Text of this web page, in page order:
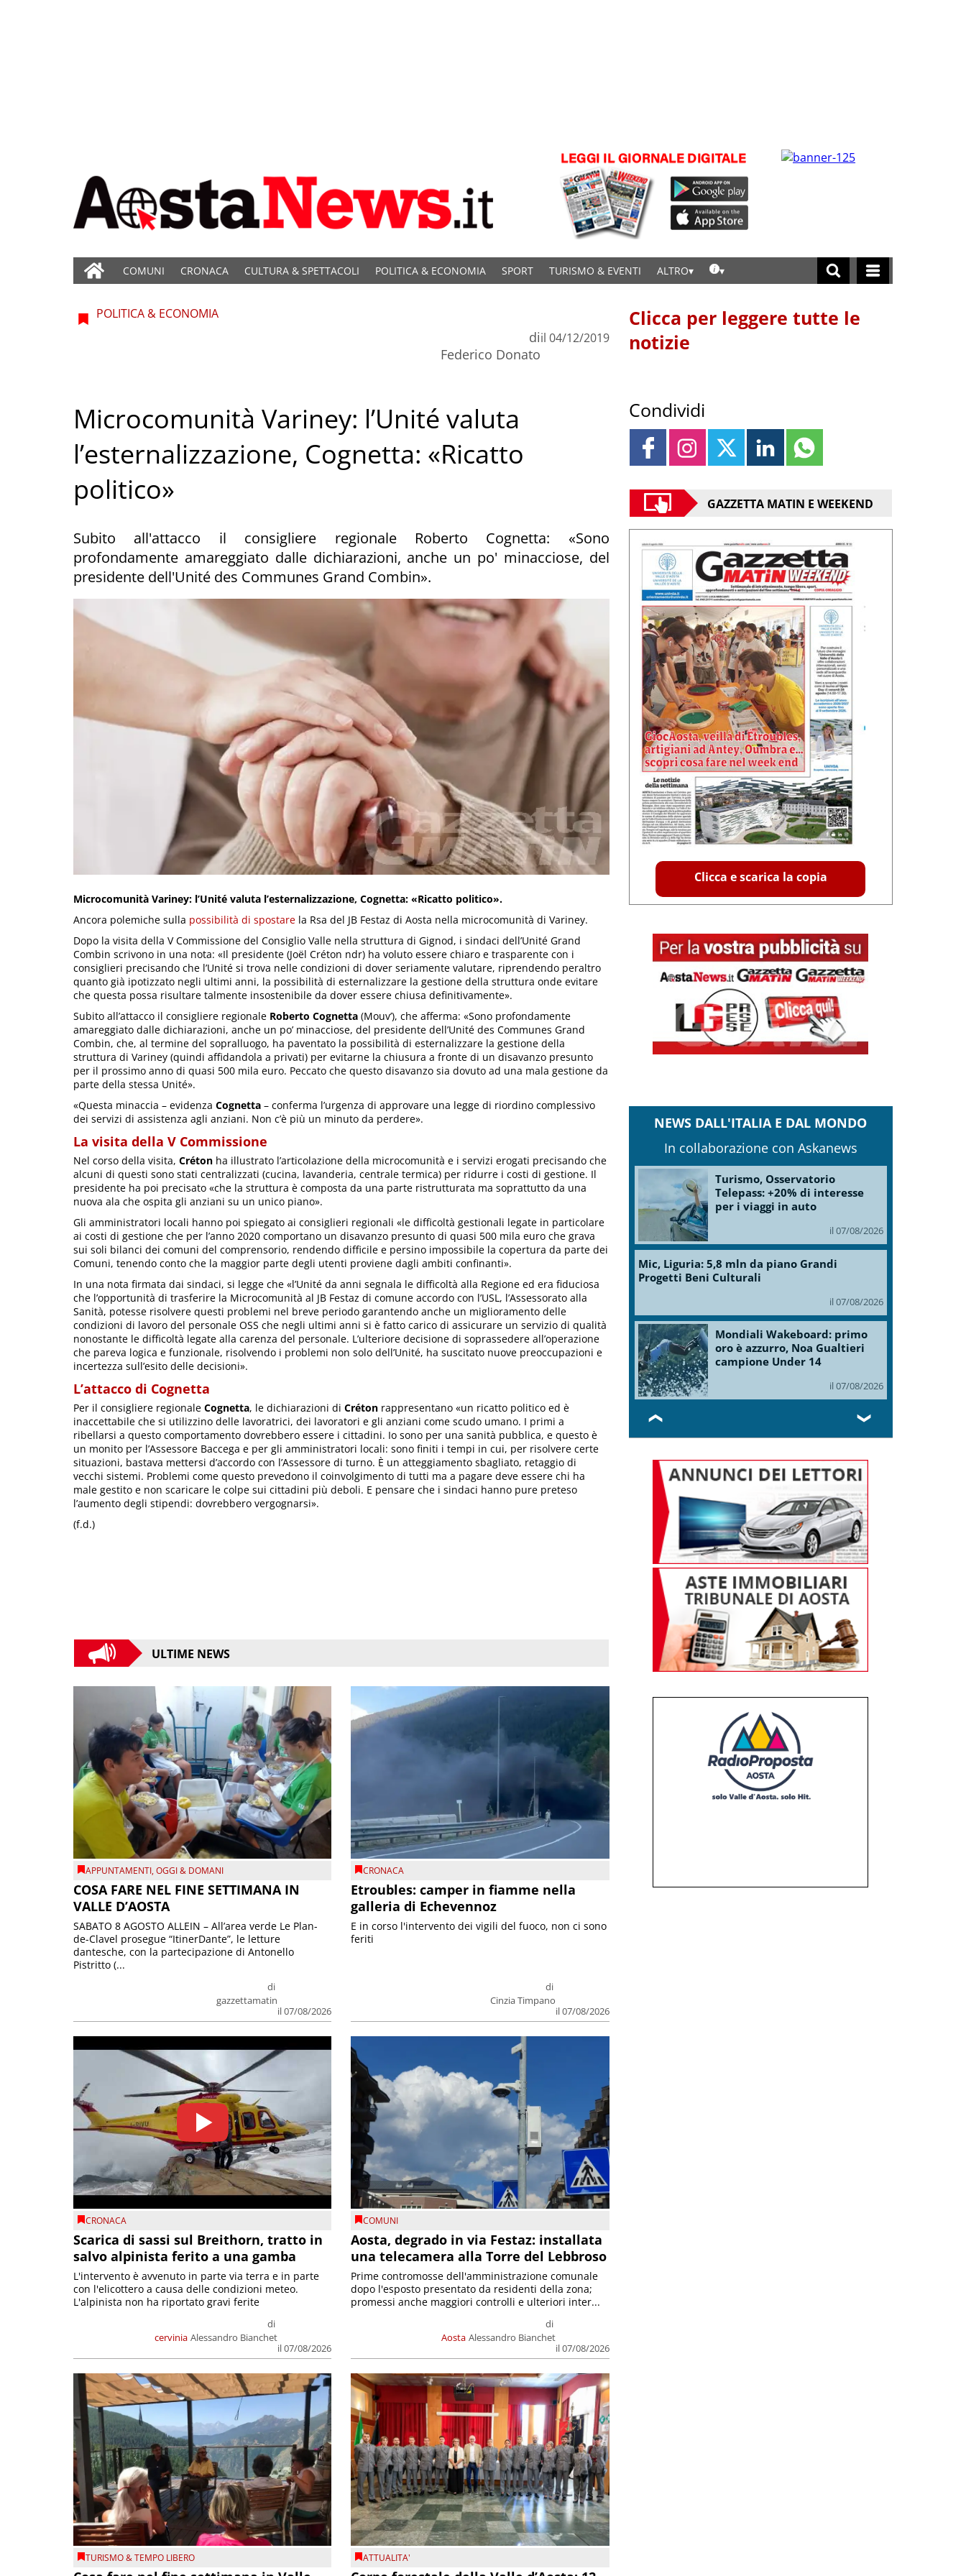
COMUNI CRONACA CULTURA & SPETTACOLI POLITICA & ECONOMIA SPORT TURISMO & EVENTI ALTRO
POLITICA & ECONOMIA
di
Federico Donato
il 04/12/2019
Microcomunità Variney: l’Unité valuta
l’esternalizzazione, Cognetta: «Ricatto
politico»
Subito all'attacco il consigliere regionale Roberto Cognetta: «Sono
profondamente amareggiato dalle dichiarazioni, anche un po' minacciose, del
presidente dell'Unité des Communes Grand Combin».
Microcomunità Variney: l’Unité valuta l’esternalizzazione, Cognetta: «Ricatto politico».
Ancora polemiche sulla possibilità di spostare la Rsa del JB Festaz di Aosta nella microcomunità di Variney.
Dopo la visita della V Commissione del Consiglio Valle nella struttura di Gignod, i sindaci dell’Unité Grand
Combin scrivono in una nota: «Il presidente (Joël Créton ndr) ha voluto essere chiaro e trasparente con i
consiglieri precisando che l’Unité si trova nelle condizioni di dover seriamente valutare, riprendendo peraltro
quanto già ipotizzato negli ultimi anni, la possibilità di esternalizzare la gestione della struttura onde evitare
che questa possa risultare talmente insostenibile da dover essere chiusa definitivamente».
Subito all’attacco il consigliere regionale Roberto Cognetta (Mouv’), che afferma: «Sono profondamente
amareggiato dalle dichiarazioni, anche un po’ minacciose, del presidente dell’Unité des Communes Grand
Combin, che, al termine del sopralluogo, ha paventato la possibilità di esternalizzare la gestione della
struttura di Variney (quindi affidandola a privati) per evitarne la chiusura a fronte di un disavanzo presunto
per il prossimo anno di quasi 500 mila euro. Peccato che questo disavanzo sia dovuto ad una mala gestione da
parte della stessa Unité».
«Questa minaccia – evidenza Cognetta – conferma l’urgenza di approvare una legge di riordino complessivo
dei servizi di assistenza agli anziani. Non c’è più un minuto da perdere».
La visita della V Commissione
Nel corso della visita, Créton ha illustrato l’articolazione della microcomunità e i servizi erogati precisando che
alcuni di questi sono stati centralizzati (cucina, lavanderia, centrale termica) per ridurre i costi di gestione. Il
presidente ha poi precisato «che la struttura è composta da una parte ristrutturata ma soprattutto da una
nuova ala che ospita gli anziani su un unico piano».
Gli amministratori locali hanno poi spiegato ai consiglieri regionali «le difficoltà gestionali legate in particolare
ai costi di gestione che per l’anno 2020 comportano un disavanzo presunto di quasi 500 mila euro che grava
sui soli bilanci dei comuni del comprensorio, rendendo difficile e persino impossibile la copertura da parte dei
Comuni, tenendo conto che la maggior parte degli utenti proviene dagli ambiti confinanti».
In una nota firmata dai sindaci, si legge che «l’Unité da anni segnala le difficoltà alla Regione ed era fiduciosa
che l’opportunità di trasferire la Microcomunità al JB Festaz di comune accordo con l’USL, l’Assessorato alla
Sanità, potesse risolvere questi problemi nel breve periodo garantendo anche un miglioramento delle
condizioni di lavoro del personale OSS che negli ultimi anni si è fatto carico di assicurare un servizio di qualità
nonostante le difficoltà legate alla carenza del personale. L’ulteriore decisione di soprassedere all’operazione
che pareva logica e funzionale, risolvendo i problemi non solo dell’Unité, ha suscitato nuove preoccupazioni e
incertezza sull’esito delle decisioni».
L’attacco di Cognetta
Per il consigliere regionale Cognetta, le dichiarazioni di Créton rappresentano «un ricatto politico ed è
inaccettabile che si utilizzino delle lavoratrici, dei lavoratori e gli anziani come scudo umano. I primi a
ribellarsi a questo comportamento dovrebbero essere i cittadini. Io sono per una sanità pubblica, e questo è
un monito per l’Assessore Baccega e per gli amministratori locali: sono finiti i tempi in cui, per risolvere certe
situazioni, bastava mettersi d’accordo con l’Assessore di turno. È un atteggiamento sbagliato, retaggio di
vecchi sistemi. Problemi come questo prevedono il coinvolgimento di tutti ma a pagare deve essere chi ha
male gestito e non scaricare le colpe sui cittadini più deboli. E pensare che i sindaci hanno pure preteso
l’aumento degli stipendi: dovrebbero vergognarsi».
(f.d.)
ULTIME NEWS
APPUNTAMENTI,OGGI & DOMANI
COSA FARE NEL FINE SETTIMANA IN
VALLE D’AOSTA
di
gazzettamatin
il 07/08/2026
SABATO 8 AGOSTO ALLEIN – All’area verde Le Plan-
de-Clavel prosegue “ItinerDante”, le letture
dantesche, con la partecipazione di Antonello
Pistritto (...
CRONACA
Etroubles: camper in fiamme nella
galleria di Echevennoz
di
Cinzia Timpano
il 07/08/2026
E in corso l'intervento dei vigili del fuoco, non ci sono
feriti
CRONACA
Scarica di sassi sul Breithorn, tratto in
salvo alpinista ferito a una gamba
cervinia
di
Alessandro Bianchet
il 07/08/2026
L'intervento è avvenuto in parte via terra e in parte
con l'elicottero a causa delle condizioni meteo.
L'alpinista non ha riportato gravi ferite
COMUNI
Aosta, degrado in via Festaz: installata
una telecamera alla Torre del Lebbroso
Aosta
di
Alessandro Bianchet
il 07/08/2026
Prime contromosse dell'amministrazione comunale
dopo l'esposto presentato da residenti della zona;
promessi anche maggiori controlli e ulteriori inter...
TURISMO & TEMPO LIBERO ATTUALITA'
Clicca per leggere tutte le
notizie
Condividi
GAZZETTA MATIN E WEEKEND
Clicca e scarica la copia
NEWS DALL'ITALIA E DAL MONDO
In collaborazione con Askanews
Turismo, Osservatorio
Telepass: +20% di interesse
per i viaggi in auto
il 07/08/2026
Mic, Liguria: 5,8 mln da piano Grandi
Progetti Beni Culturali
il 07/08/2026
Mondiali Wakeboard: primo
oro è azzurro, Noa Gualtieri
campione Under 14
il 07/08/2026
❮ ❯